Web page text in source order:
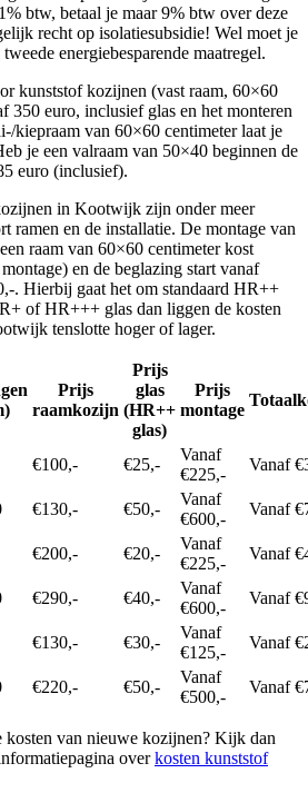
btw, betaal je maar 9% btw over deze
recht op isolatiesubsidie! Wel moet je
energiebesparende maatregel.
kunststof kozijnen (vast raam, 60×60
350 euro, inclusief glas en het monteren
kiepraam van 60×60 centimeter laat je
je een valraam van 50×40 beginnen de
euro (inclusief).
in Kootwijk zijn onder meer
ramen en de installatie. De montage van
raam van 60×60 centimeter kost
en de beglazing start vanaf
. Hierbij gaat het om standaard HR++
of HR+++ glas dan liggen de kosten
tenslotte hoger of lager.
Prijs
raamkozijn
Prijs
glas
(HR++
glas)
Prijs
montage
€100,- €25,-
Vanaf
€225,-
Vanaf
€130,- €50,-
Vanaf
€600,-
Vanaf
€200,- €20,-
Vanaf
€225,-
Vanaf
€290,- €40,-
Vanaf
€600,-
Vanaf
€130,- €30,-
Vanaf
€125,-
Vanaf
€220,- €50,-
Vanaf
€500,-
Vanaf
kosten van nieuwe kozijnen? Kijk dan
overkosten kunststof